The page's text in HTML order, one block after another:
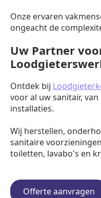
Onze ervaren
ongeacht de
Uw Partner
Ontdek bij
voor al uw sanitair,
installaties.
Wij herstellen,
sanitaire
toiletten, lavabo's en
Offerte aanvragen